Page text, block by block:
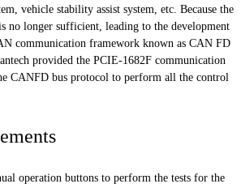
vehicle stability assist system, etc. Because the
no longer sufficient, leading to the development
communication framework known as CAN FD
provided the PCIE-1682F communication
CANFD bus protocol to perform all the control
operation buttons to perform the tests for the